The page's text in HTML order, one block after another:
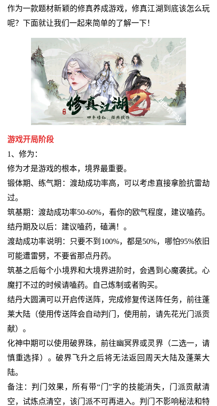
作为一款题材新颖的修真养成游戏，修真江湖到底该怎么玩
呢？下面就让我们一起来简单的了解一下！
游戏开局阶段
1、修为：
修为才是游戏的根本，境界最重要。
锻体期、练气期：渡劫成功率高，可以考虑直接拿脸抗雷劫
过。
筑基期：渡劫成功率50-60%，看你的欧气程度，建议嗑药。
结丹期及以后：建议嗑药，磕满！。
渡劫成功率说明：只要不到100%，都是50%，哪怕95%依旧
可能遭雷劈，不要省那点丹药。
筑基之后每个小境界和大境界进阶时，会遇到心魔袭扰。心
魔打不过的时候请嗑药。自己炼制或者购买。
结丹大圆满可以开启传送阵，完成修复传送阵任务，前往蓬
莱大陆（使用传送阵会自动判门，使用前，请先花光门派贡
献）。
化神中期可以使用破界珠，前往幽冥界或灵界（二选一，请
慎重选择）。破界飞升之后将无法返回周天大陆及蓬莱大
陆。
备注：判门效果，所有带“门”字的技能消失，门派贡献清
空，试炼点清空，该门派不可再进入。判门不影响秘法和特